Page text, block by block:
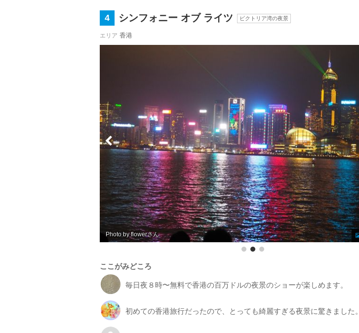
4 シンフォニー オブ ライツ ビクトリア湾の夜景
エリア 香港
Photo by とりあえず生中で
ここがみどころ
毎日夜８時〜無料で香港の百万ドルの夜景のショーが楽しめます。
初めての香港旅行だったので、とっても綺麗すぎる夜景に驚きました。